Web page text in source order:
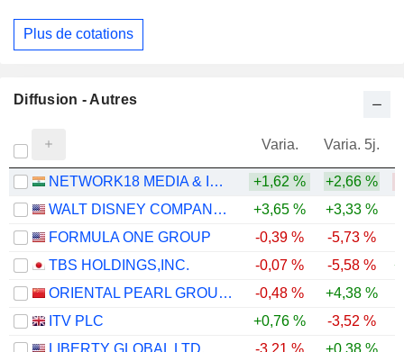
Plus de cotations
Diffusion - Autres
Varia. Varia. 5j.
NETWORK18 MEDIA & INVESTMENTS LIMITED +1,62 % +2,66 %
WALT DISNEY COMPANY (THE)
+3,65 % +3,33 %
FORMULA ONE GROUP
-0,39 % -5,73 %
TBS HOLDINGS,INC.
-0,07 % -5,58 %
ORIENTAL PEARL GROUP CO.,LTD.
-0,48 % +4,38 %
ITV PLC
+0,76 % -3,52 %
LIBERTY GLOBAL LTD.
-3,21 % +0,38 %